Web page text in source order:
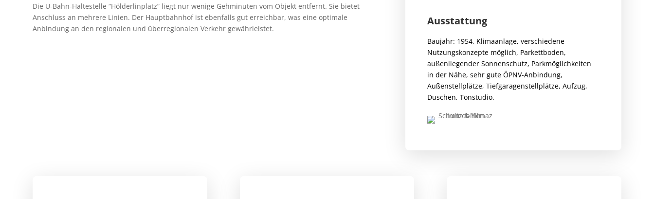
Die U-Bahn-Haltestelle “Hölderlinplatz” liegt nur wenige Gehminuten vom Objekt entfernt. Sie bietet
Anschluss an mehrere Linien. Der Hauptbahnhof ist ebenfalls gut erreichbar, was eine optimale
Anbindung an den regionalen und überregionalen Verkehr gewährleistet.
Ausstattung
Baujahr: 1954, Klimaanlage, verschiedene
Nutzungskonzepte möglich, Parkettboden,
außenliegender Sonnenschutz, Parkmöglichkeiten
in der Nähe, sehr gute ÖPNV-Anbindung,
Außenstellplätze, Tiefgaragenstellplätze, Aufzug,
Duschen, Tonstudio.